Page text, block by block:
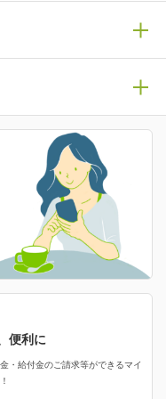
メディア
かる！
ン
など
ビス
便利に
・給付金のご請求等ができるマイ